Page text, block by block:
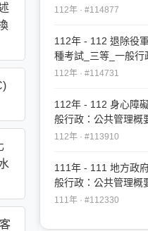
#114877
112年 · #114877
112年 - 112 退除役
種考試_三等_一般行
#114731
112年 · #114731
112年 - 112 身心障
般行政：公共管理概
112年 · #113910
111年 - 111 地方政
般行政：公共管理概
111年 · #112330